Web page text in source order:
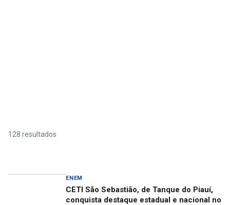
128 resultados
ENEM
CETI São Sebastião, de Tanque do Piauí,
conquista destaque estadual e nacional no